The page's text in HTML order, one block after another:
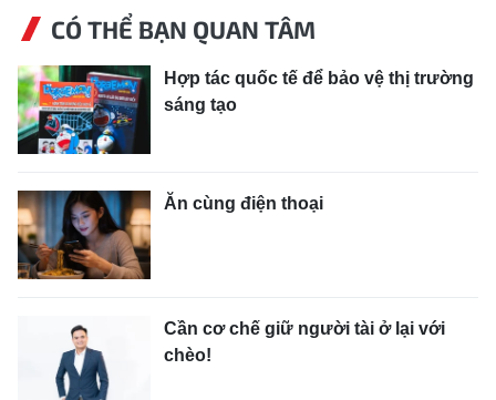
CÓ THỂ BẠN QUAN TÂM
Hợp tác quốc tế để bảo vệ thị trường
sáng tạo
Ăn cùng điện thoại
Cần cơ chế giữ người tài ở lại với
chèo!